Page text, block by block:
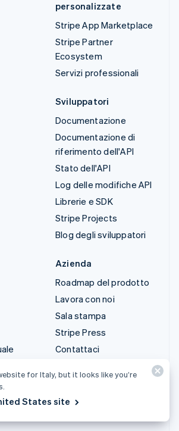
personalizzate
Stripe App Marketplace
Stripe Partner
Ecosystem
Servizi professionali
Sviluppatori
Documentazione
Documentazione di
riferimento dell'API
Stato dell'API
Log delle modifiche API
Librerie e SDK
Stripe Projects
Blog degli sviluppatori
Azienda
Roadmap del prodotto
Lavora con noi
Sala stampa
Stripe Press
Contattaci
for Italy, but it looks like you’re
States site